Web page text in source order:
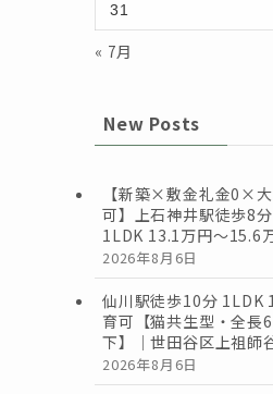
31
« 7月
New Posts
【新築×敷金礼金0×
可】上石神井駅徒歩8
1LDK 13.1万円〜15.6
2026年8月6日
仙川駅徒歩10分 1LDK
育可【猫共生型・全
下】｜世田谷区上祖師
2026年8月6日